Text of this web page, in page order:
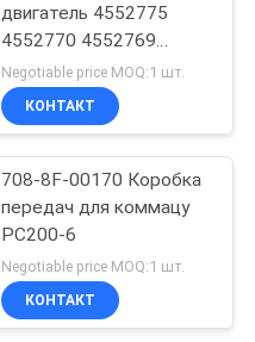
двигатель 4552775
4552770 4552769
4552771 конечная
коробка уменьшения
привода
Negotiable price MOQ:1 шт.
КОНТАКТ
708-8F-00170 Коробка
передач для коммацу
PC200-6
Negotiable price MOQ:1 шт.
КОНТАКТ